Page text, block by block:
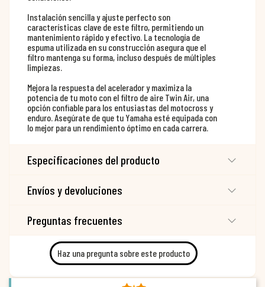
Instalación sencilla y ajuste perfecto son
características clave de este filtro, permitiendo un
mantenimiento rápido y efectivo. La tecnología de
espuma utilizada en su construcción asegura que el
filtro mantenga su forma, incluso después de múltiples
limpiezas.
Mejora la respuesta del acelerador y maximiza la
potencia de tu moto con el filtro de aire Twin Air, una
opción confiable para los entusiastas del motocross y
enduro. Asegúrate de que tu Yamaha esté equipada con
lo mejor para un rendimiento óptimo en cada carrera.
Especificaciones del producto
Envíos y devoluciones
Preguntas frecuentes
Haz una pregunta sobre este producto